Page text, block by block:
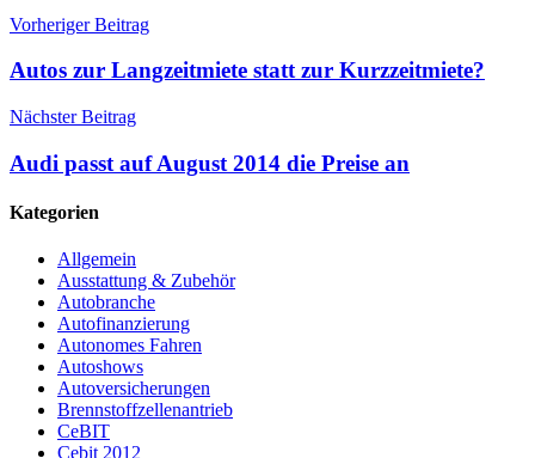
Vorheriger Beitrag
Autos zur Langzeitmiete statt zur Kurzzeitmiete?
Nächster Beitrag
Audi passt auf August 2014 die Preise an
Kategorien
Allgemein
Ausstattung & Zubehör
Autobranche
Autofinanzierung
Autonomes Fahren
Autoshows
Autoversicherungen
Brennstoffzellenantrieb
CeBIT
Cebit 2012